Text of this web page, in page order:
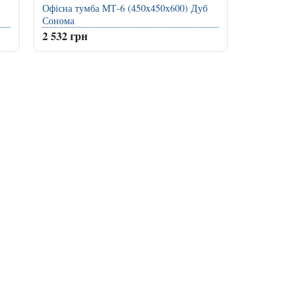
Офісна тумба МТ-6 (450x450x600) Дуб
Сонома
2 532 грн